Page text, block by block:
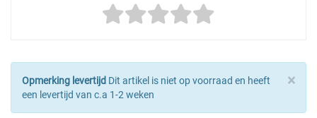
×
Opmerking levertijd Dit artikel is niet op voorraad en heeft
een levertijd van c.a 1-2 weken